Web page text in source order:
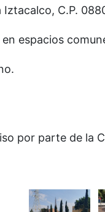
C.P.
espacios
por parte de la